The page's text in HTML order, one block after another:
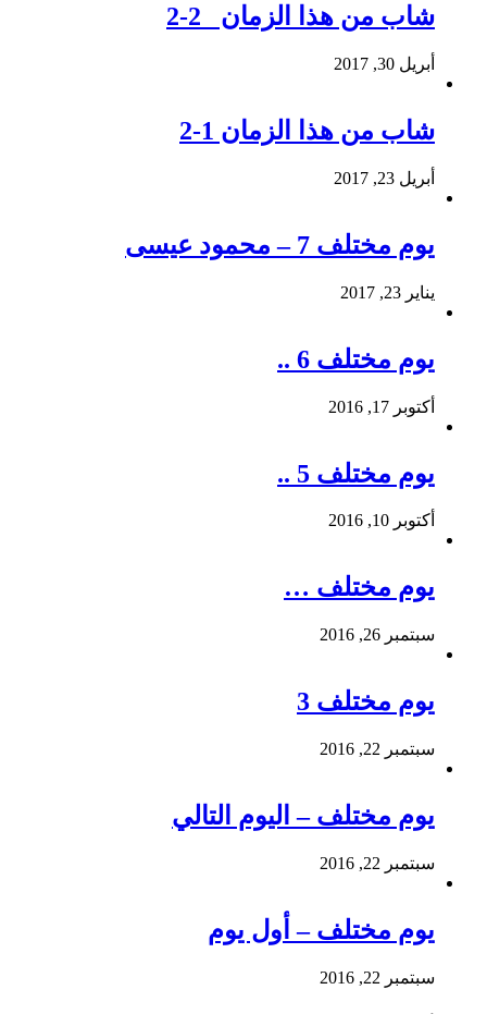
شاب من هذا الزمان 2-2
أبريل 30, 2017
شاب من هذا الزمان 1-2
أبريل 23, 2017
يوم مختلف 7 – محمود عيسى
يناير 23, 2017
يوم مختلف 6 ..
أكتوبر 17, 2016
يوم مختلف 5 ..
أكتوبر 10, 2016
يوم مختلف …
سبتمبر 26, 2016
يوم مختلف 3
سبتمبر 22, 2016
يوم مختلف – اليوم التالي
سبتمبر 22, 2016
يوم مختلف – أول يوم
سبتمبر 22, 2016